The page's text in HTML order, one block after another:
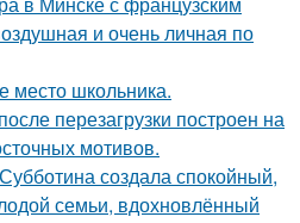
и очень личная по
место школьника.
перезагрузки построен на
мотивов.
создала спокойный,
семьи, вдохновлённый